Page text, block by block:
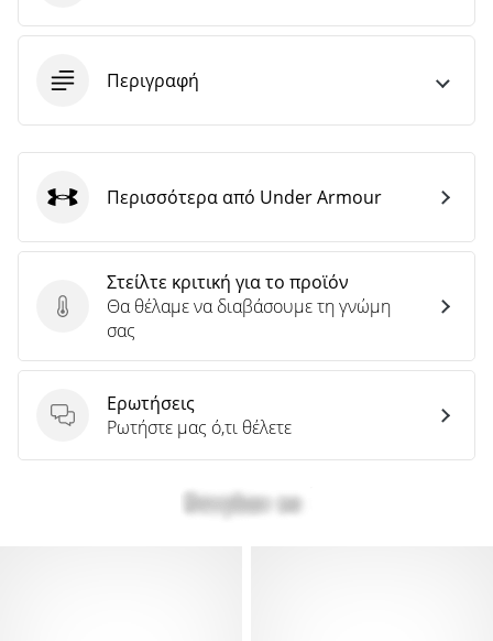
Περιγραφή
Στείλτε κριτική για το προϊόν
Στείλτε κριτική για το προϊόν
Θα θέλαμε να διαβάσουμε τη γνώμη
σας
Ερωτήσεις
Ερωτήσεις
Ρωτήστε μας ό,τι θέλετε
Under Armour
Περισσότερα από Under Armour